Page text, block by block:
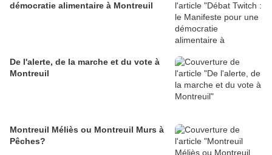
démocratie alimentaire à Montreuil
De l'alerte, de la marche et du vote à
Montreuil
Montreuil Méliès ou Montreuil Murs à
Pêches?